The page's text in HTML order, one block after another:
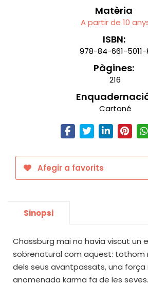
Matèria
A partir de 10
ISBN:
978-84-661-5011-
Pàgines:
216
Cartoné
Afegir a favorits
Sinopsi
Chassburg mai no havia viscut un
sobrenatural com aquest: tothom
dels seus avantpassats, una força
anomenada karma fa de les